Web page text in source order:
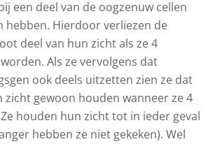
een deel van de oogzenuw cellen
hebben. Hierdoor verliezen de
deel van hun zicht als ze 4
Als ze vervolgens dat
ook deels uitzetten zien ze dat
zicht gewoon houden wanneer ze 4
houden hun zicht tot in ieder geval
hebben ze niet gekeken). Wel